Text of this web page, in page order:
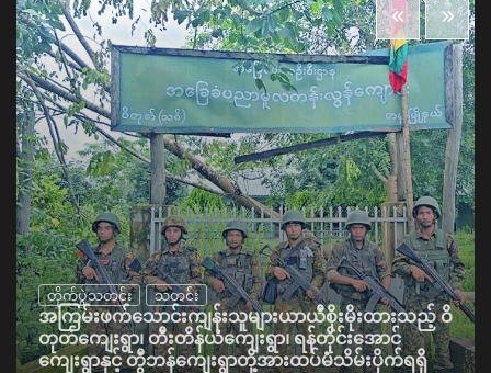
တိုက်ပွဲသတင်း သတင်း
အကြမ်းဖက်သောင်းကျန်းသူများယာယီစိုးမိုးထားသည့် ဝိ
တုတ်ကျေးရွာ၊ တီးတိန်ယံကျေးရွာ၊ ရန်တိုင်းအောင်
ကျေးရွာနှင့် တွီဘန်ကျေးရွာတို့အားထပ်မံသိမ်းပိုက်ရရှိ